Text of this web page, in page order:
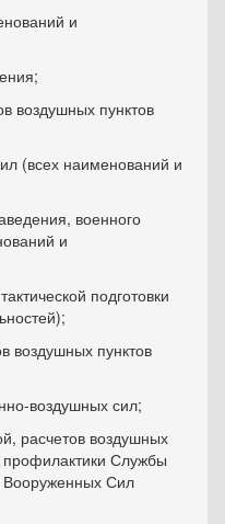
и
воздушных пунктов
(всех наименований и
военного
и
подготовки
воздушных пунктов
воздушных сил;
расчетов воздушных
профилактики Службы
Вооруженных Сил